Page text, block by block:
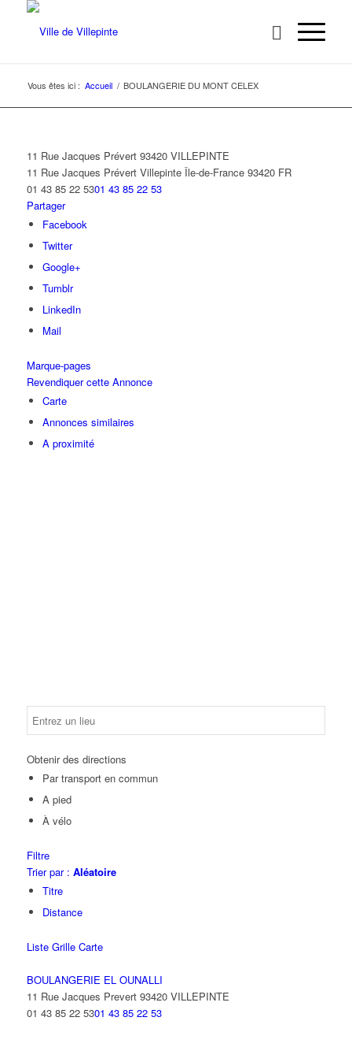
Vous êtes ici : Accueil / BOULANGERIE DU MONT CELEX
11 Rue Jacques Prévert 93420 VILLEPINTE
11 Rue Jacques Prévert Villepinte Île-de-France 93420 FR
01 43 85 22 5301 43 85 22 53
Partager
Facebook
Twitter
Google+
Tumblr
LinkedIn
Mail
Marque-pages
Revendiquer cette Annonce
Carte
Annonces similaires
A proximité
Obtenir des directions
Par transport en commun
A pied
À vélo
Filtre
Trier par : Aléatoire
Titre
Distance
Liste Grille Carte
BOULANGERIE EL OUNALLI
11 Rue Jacques Prevert 93420 VILLEPINTE
01 43 85 22 5301 43 85 22 53